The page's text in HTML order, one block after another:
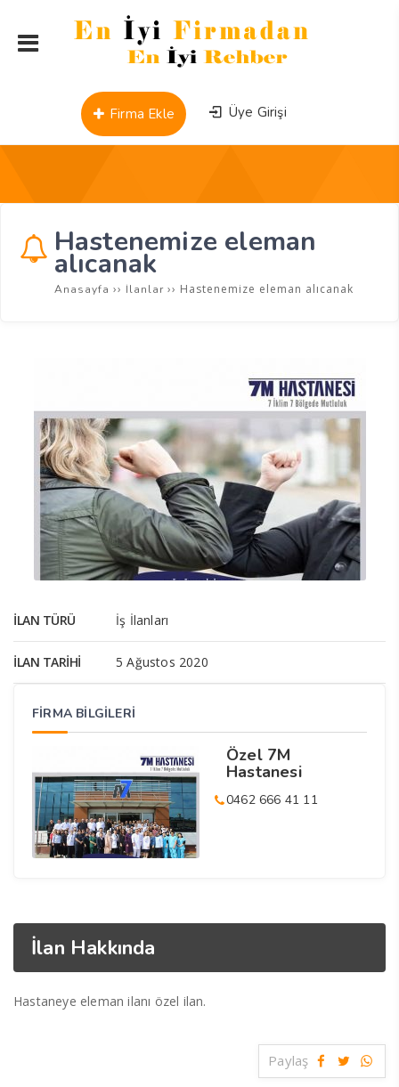
Üye Girişi
Firma Ekle
Hastenemize eleman
alıcanak
Anasayfa ›› İlanlar ›› Hastenemize eleman alıcanak
İLAN TÜRÜ İş İlanları
İLAN TARIHI 5 Ağustos 2020
FİRMA BİLGİLERİ
Özel 7M
Hastanesi
0462 666 41 11
İlan Hakkında
Hastaneye eleman ilanı özel ilan.
Paylaş